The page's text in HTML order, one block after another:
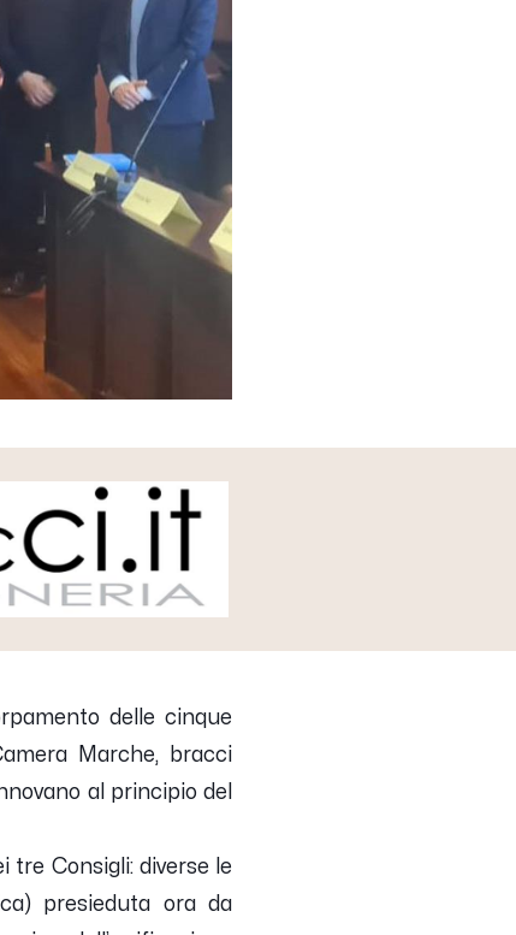
delle cinque
Marche, bracci
al principio del
tre Consigli: diverse le
presieduta ora da